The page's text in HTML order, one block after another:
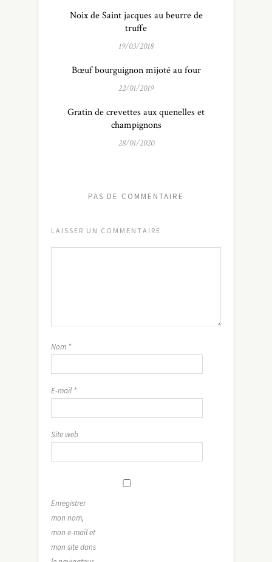
Noix de Saint jacques au beurre de
truffe
19/03/2018
Bœuf bourguignon mijoté au four
22/01/2019
Gratin de crevettes aux quenelles et
champignons
28/01/2020
PAS DE COMMENTAIRE
LAISSER UN COMMENTAIRE
Nom *
E-mail *
Site web
Enregistrer
mon nom,
mon e-mail et
mon site dans